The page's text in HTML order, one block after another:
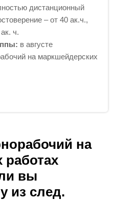
дистанционный
– от 40 ак.ч.,
ч.
в августе
на маркшейдерских
на
работах
вы
из след.